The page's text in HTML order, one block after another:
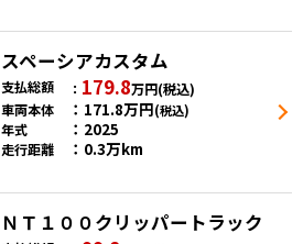
スペーシアカスタム
支払総額 179.8万円(税込)
車両本体
171.8万円(税込)
年式 2025
走行距離 0.3万km
ＮＴ１００クリッパートラック